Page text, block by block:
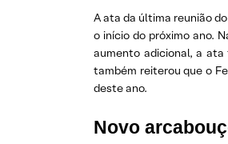
A ata da última reunião
o início do próximo ano.
aumento adicional, a
também reiterou que o
deste ano.
Novo